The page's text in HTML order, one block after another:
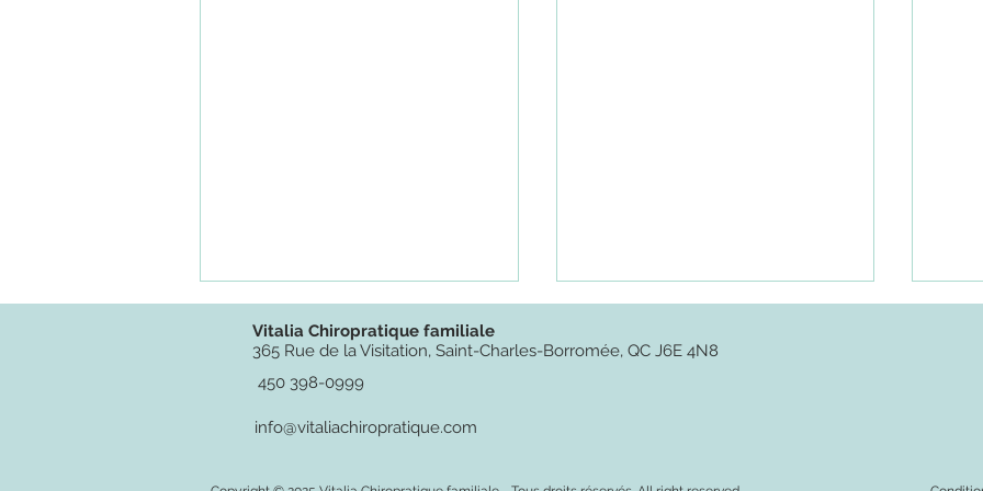
Vitalia Chiropratique familiale
365 Rue de la Visitation, Saint-Charles-Borromée, QC J6E 4N8
450 398-0999
info@vitaliachiropratique.com